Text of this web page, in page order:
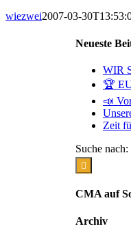
wiezwei2007-03-
Neueste
WIR
🏆
📣
Zeit
Suche nach:
CMA auf
Archiv